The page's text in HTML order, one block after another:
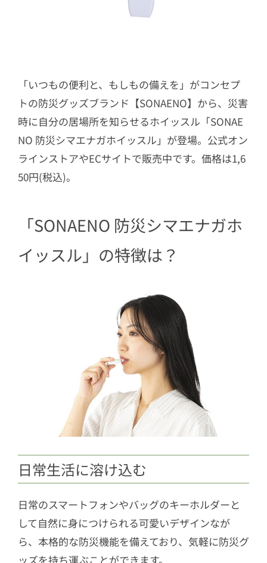
「いつもの便利と、もしもの備えを」がコンセプ
トの防災グッズブランド【SONAENO】から、災害
時に自分の居場所を知らせるホイッスル「SONAE
NO 防災シマエナガホイッスル」が登場。公式オン
ラインストアやECサイトで販売中です。価格は1,6
50円(税込)。
「SONAENO 防災シマエナガホ
イッスル」の特徴は？
日常生活に溶け込む
日常のスマートフォンやバッグのキーホルダーと
して自然に身につけられる可愛いデザインなが
ら、本格的な防災機能を備えており、気軽に防災グ
ッズを持ち運ぶことができます。